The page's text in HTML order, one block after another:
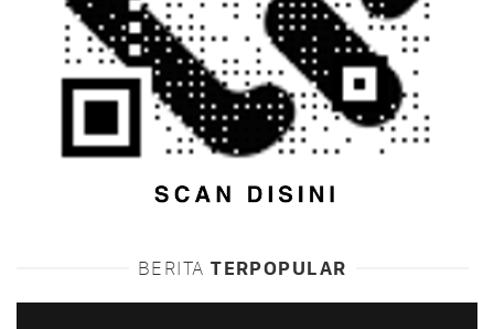
BERITA TERPOPULAR